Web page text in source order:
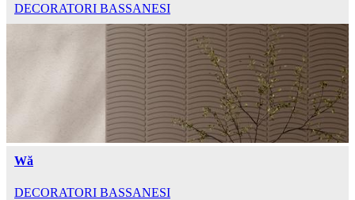
DECORATORI BASSANESI
Wă
DECORATORI BASSANESI